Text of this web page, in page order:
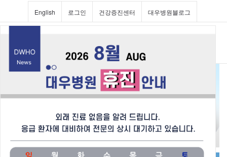
English 로그인 건강증진센터 대우병원블로그